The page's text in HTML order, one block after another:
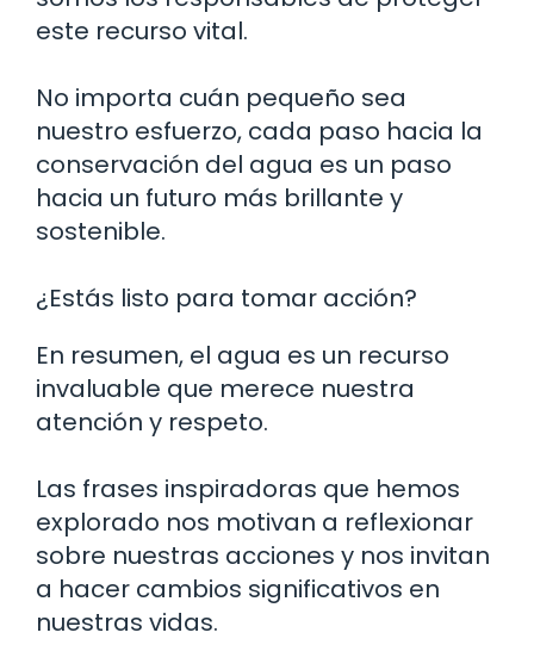
este recurso vital.
No importa cuán pequeño sea
nuestro esfuerzo, cada paso hacia la
conservación del agua es un paso
hacia un futuro más brillante y
sostenible.
¿Estás listo para tomar acción?
En resumen, el agua es un recurso
invaluable que merece nuestra
atención y respeto.
Las frases inspiradoras que hemos
explorado nos motivan a reflexionar
sobre nuestras acciones y nos invitan
a hacer cambios significativos en
nuestras vidas.